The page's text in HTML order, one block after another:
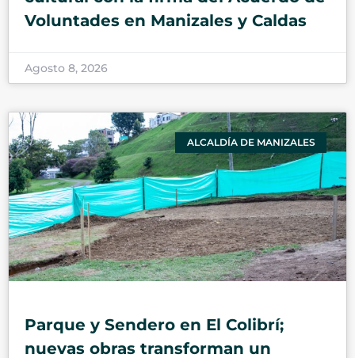
Voluntades en Manizales y Caldas
Agosto 8, 2026
ALCALDÍA DE MANIZALES
Parque y Sendero en El Colibrí;
nuevas obras transforman un